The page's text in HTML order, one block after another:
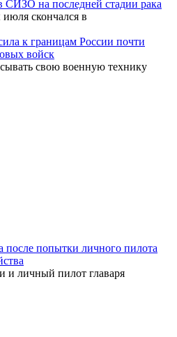
СИЗО на последней стадии рака
скончался в
к границам России почти
войск
свою военную технику
после попытки личного пилота
и личный пилот главаря